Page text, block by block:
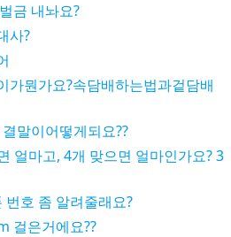
금 내놔요?
사?
가뭔가요?속담배하는법과겉담배
말이어떻게되요??
얼마고, 4개 맞으면 얼마인가요? 3
호 좀 알려줄래요?
걸은거에요??